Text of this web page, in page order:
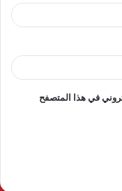
في هذا المتصفح